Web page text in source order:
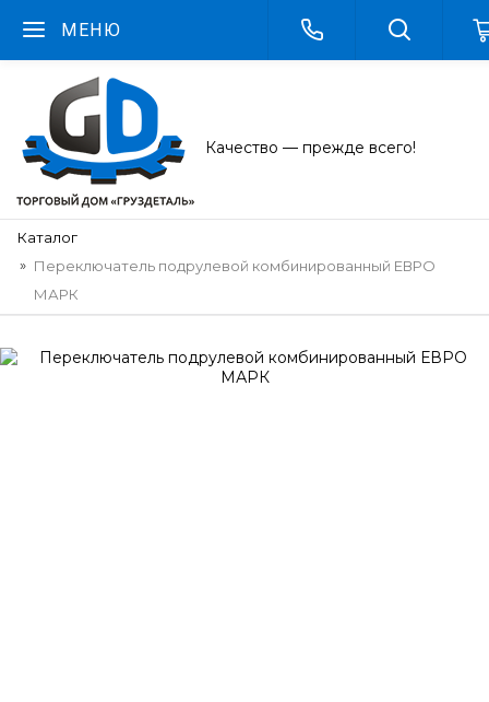
МЕНЮ
Качество — прежде всего!
Каталог
Переключатель подрулевой комбинированный ЕВРО
МАРК